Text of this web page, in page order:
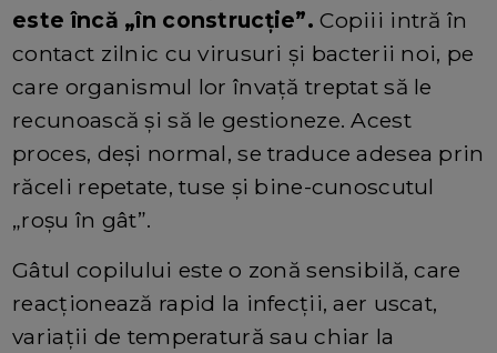
este încă „în construcție”.Copiii intră în
contact zilnic cu virusuri și bacterii noi, pe
care organismul lor învață treptat să le
recunoască și să le gestioneze. Acest
proces, deși normal, se traduce adesea prin
răceli repetate, tuse și bine-cunoscutul
„roșu în gât”.
Gâtul copilului este o zonă sensibilă, care
reacționează rapid la infecții, aer uscat,
variații de temperatură sau chiar la